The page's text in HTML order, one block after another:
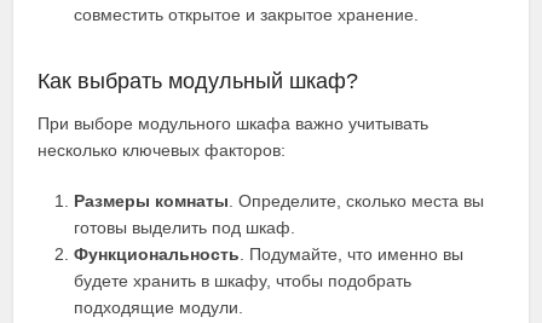
совместить открытое и закрытое хранение.
Как выбрать модульный шкаф?
При выборе модульного шкафа важно учитывать
несколько ключевых факторов:
Размеры комнаты. Определите, сколько места вы
готовы выделить под шкаф.
Функциональность. Подумайте, что именно вы
будете хранить в шкафу, чтобы подобрать
подходящие модули.